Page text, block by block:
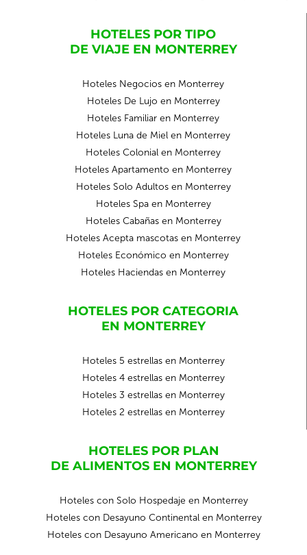
HOTELES POR TIPO
DE VIAJE EN MONTERREY
Hoteles Negocios en Monterrey
Hoteles De Lujo en Monterrey
Hoteles Familiar en Monterrey
Hoteles Luna de Miel en Monterrey
Hoteles Colonial en Monterrey
Hoteles Apartamento en Monterrey
Hoteles Solo Adultos en Monterrey
Hoteles Spa en Monterrey
Hoteles Cabañas en Monterrey
Hoteles Acepta mascotas en Monterrey
Hoteles Económico en Monterrey
Hoteles Haciendas en Monterrey
HOTELES POR CATEGORIA
EN MONTERREY
Hoteles 5 estrellas en Monterrey
Hoteles 4 estrellas en Monterrey
Hoteles 3 estrellas en Monterrey
Hoteles 2 estrellas en Monterrey
HOTELES POR PLAN
DE ALIMENTOS EN MONTERREY
Hoteles con Solo Hospedaje en Monterrey
Hoteles con Desayuno Continental en Monterrey
Hoteles con Desayuno Americano en Monterrey